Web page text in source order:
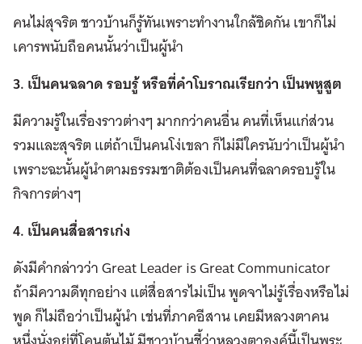
คนไม่สุจริต ชาวบ้านก็รู้ทันเพราะทำงานใกล้ชิดกัน เขาก็ไม่
เคารพนับถือคนนั้นว่าเป็นผู้นำ
3. เป็นคนฉลาด รอบรู้ หรือที่คำโบราณเรียกว่า เป็นพหูสูต
มีความรู้ในเรื่องราวต่างๆ มากกว่าคนอื่น คนที่เห็นแก่ส่วน
รวมและสุจริต แต่ถ้าเป็นคนโง่เขลา ก็ไม่มีใครนับว่าเป็นผู้นำ
เพราะฉะนั้นผู้นำตามธรรมชาติต้องเป็นคนที่ฉลาดรอบรู้ใน
กิจการต่างๆ
4. เป็นคนสื่อสารเก่ง
ดังมีคำกล่าวว่า Great Leader is Great Communicator
ถ้ามีความดีทุกอย่าง แต่สื่อสารไม่เป็น พูดจาไม่รู้เรื่องหรือไม่
พูด ก็ไม่ถือว่าเป็นผู้นำ เช่นที่ภาคอีสาน เคยมีหลวงตาคน